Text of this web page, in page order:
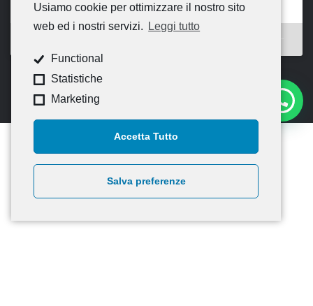
Usiamo cookie per ottimizzare il nostro sito
web ed i nostri servizi.
Leggi tutto
Functional
Statistiche
Marketing
Accetta Tutto
Salva preferenze